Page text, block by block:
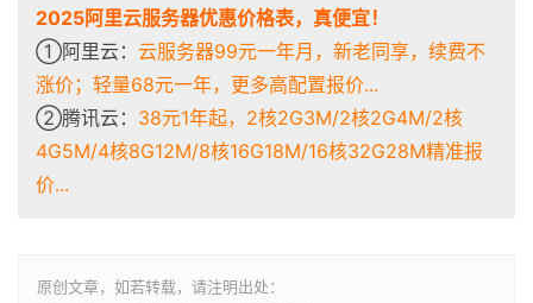
2025阿里云服务器优惠价格表，真便宜！
①阿里云： 云服务器99元一年月，新老同享，续费不
涨价；轻量68元一年，更多高配置报价...
②腾讯云： 38元1年起，2核2G3M/2核2G4M/2核
4G5M/4核8G12M/8核16G18M/16核32G28M精准报
价...
原创文章，如若转载，请注明出处：